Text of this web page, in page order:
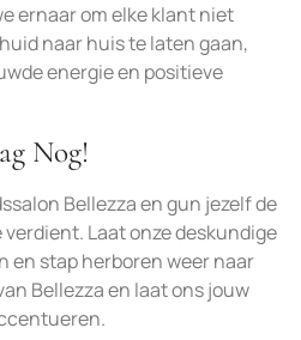
ernaar om elke klant niet
naar huis te laten gaan,
energie en positieve
Nog!
Bellezza en gun jezelf de
Laat onze deskundige
en stap herboren weer naar
Bellezza en laat ons jouw